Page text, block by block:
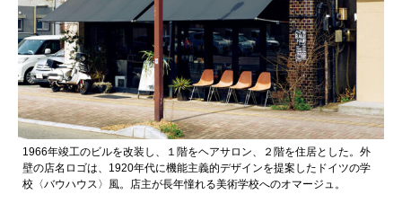
1966年竣工のビルを改装し、１階をヘアサロン、２階を住居とした。外
壁の店名ロゴは、1920年代に機能主義的デザインを提案したドイツの学
校〈バウハウス〉風。店主が長年憧れる美術学校へのオマージュ。